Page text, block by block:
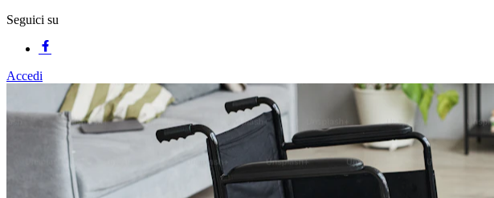
Seguici su
Accedi